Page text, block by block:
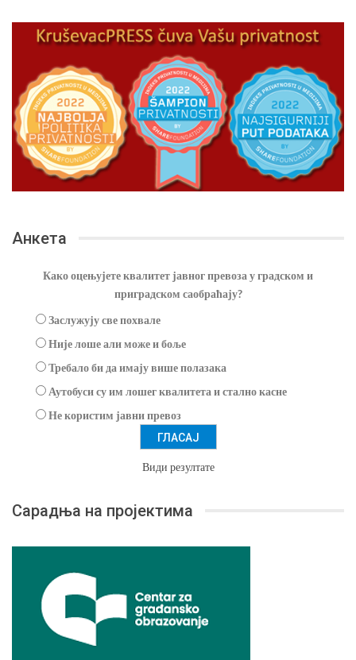
Анкета
Како оцењујете квалитет јавног превоза у градском и
приградском саобраћају?
Заслужују све похвале
Није лоше али може и боље
Требало би да имају више полазака
Аутобуси су им лошег квалитета и стално касне
Не користим јавни превоз
Види резултате
Сарадња на пројектима